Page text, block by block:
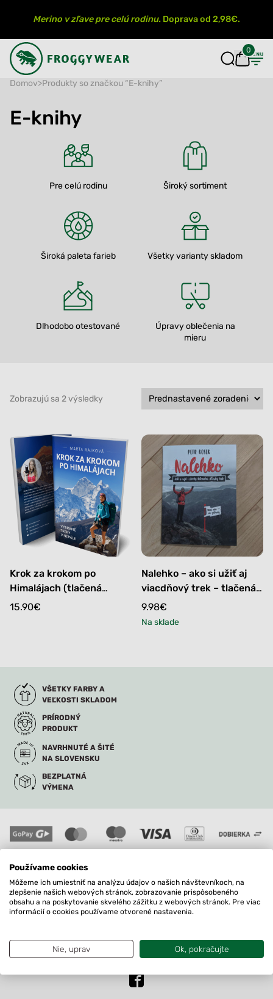
Merino v zľave pre celú rodinu. Doprava od 2,98€.
0
Domov>Produkty so značkou “E-knihy”
E-knihy
Pre celú rodinu Široký sortiment
Široká paleta farieb Všetky varianty skladom
Dlhodobo otestované
Úpravy oblečenia na
mieru
Zobrazujú sa 2 výsledky
Krok za krokom po
Himalájach (tlačená
kniha)
15.90€
Nalehko – ako si užiť aj
viacdňový trek – tlačená
kniha
9.98€
Na sklade
VŠETKY FARBY A
VEĽKOSTI SKLADOM
PRÍRODNÝ
PRODUKT
NAVRHNUTÉ A ŠITÉ
NA SLOVENSKU
BEZPLATNÁ
VÝMENA
obchod@froggywear.sk
Radi Vám pomôžeme
od 09:00 do 14:00
Používame cookies
Môžeme ich umiestniť na analýzu údajov o našich návštevníkoch, na
zlepšenie našich webových stránok, zobrazovanie prispôsobeného
obsahu a na poskytovanie skvelého zážitku z webových stránok. Pre viac
informácií o cookies používame otvorené nastavenia.
Nie, uprav Ok, pokračujte